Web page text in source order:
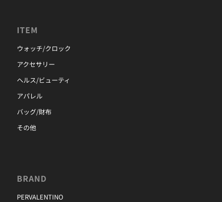
ITEM
ウォッチ/クロック
アクセサリー
ヘルス/ビューティ
アパレル
バッグ/財布
その他
BRAND
PERVALENTINO